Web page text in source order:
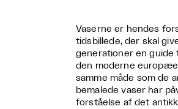
Vaserne er hendes
tidsbillede, der skal
generationer en guide
den moderne
samme måde som de
bemalede vaser har
forståelse af det